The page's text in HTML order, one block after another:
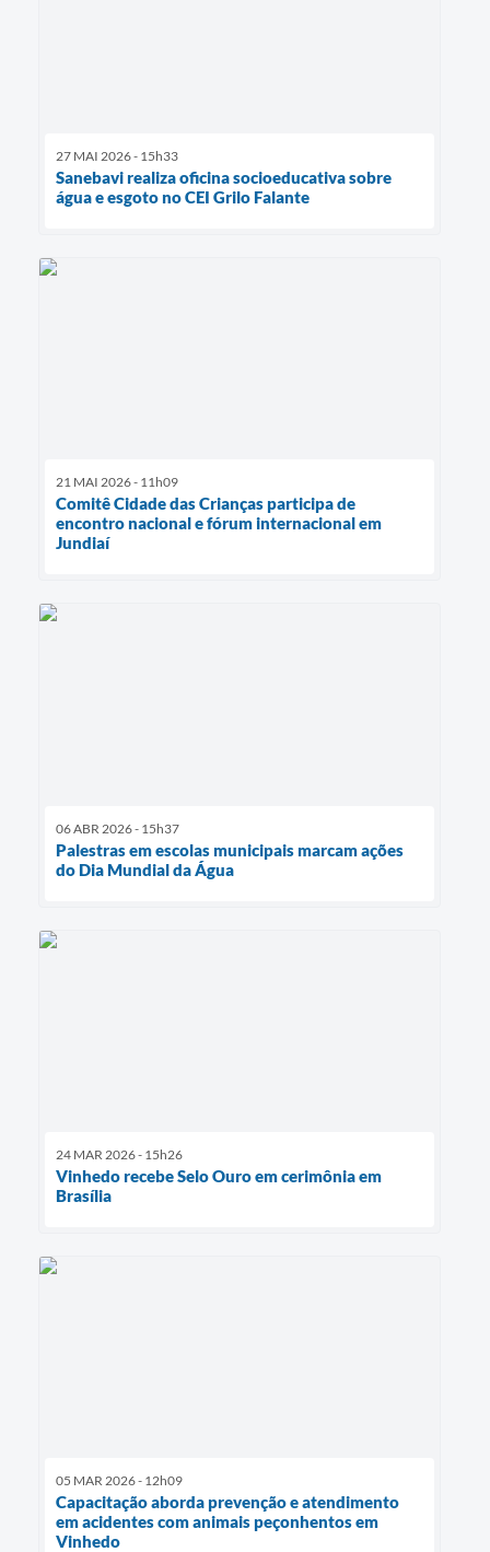
27 MAI 2026 - 15h33
Sanebavi realiza oficina socioeducativa sobre
água e esgoto no CEI Grilo Falante
21 MAI 2026 - 11h09
Comitê Cidade das Crianças participa de
encontro nacional e fórum internacional em
Jundiaí
06 ABR 2026 - 15h37
Palestras em escolas municipais marcam ações
do Dia Mundial da Água
24 MAR 2026 - 15h26
Vinhedo recebe Selo Ouro em cerimônia em
Brasília
05 MAR 2026 - 12h09
Capacitação aborda prevenção e atendimento
em acidentes com animais peçonhentos em
Vinhedo